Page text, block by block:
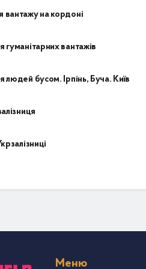
на кордоні
гуманітарних вантажів
людей бусом. Ірпінь, Буча. Київ
Меню